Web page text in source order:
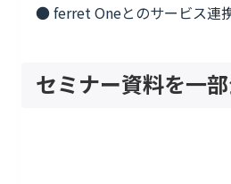
● ferret Oneとのサービス連
セミナー資料を一